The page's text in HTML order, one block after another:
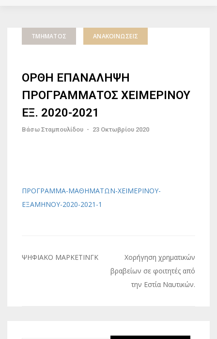
ΤΜΉΜΑΤΟΣ ΑΝΑΚΟΙΝΏΣΕΙΣ
ΟΡΘΗ ΕΠΑΝΑΛΗΨΗ
ΠΡΟΓΡΑΜΜΑΤΟΣ ΧΕΙΜΕΡΙΝΟΥ
ΕΞ. 2020-2021
Βάσω Σταμπουλίδου - 23 Οκτωβρίου 2020
ΠΡΟΓΡΑΜΜΑ-ΜΑΘΗΜΑΤΩΝ-ΧΕΙΜΕΡΙΝΟΥ-
ΕΞΑΜΗΝΟΥ-2020-2021-1
Πλοήγηση
ΨΗΦΙΑΚΟ ΜΑΡΚΕΤΙΝΓΚ
Χορήγηση χρηματικών
βραβείων σε φοιτητές από
την Εστία Ναυτικών.